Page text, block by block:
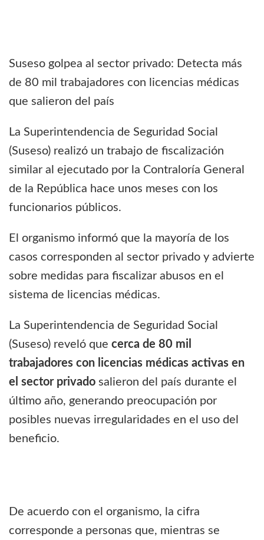
Suseso golpea al sector privado: Detecta más
de 80 mil trabajadores con licencias médicas
que salieron del país
La Superintendencia de Seguridad Social
(Suseso) realizó un trabajo de fiscalización
similar al ejecutado por la Contraloría General
de la República hace unos meses con los
funcionarios públicos.
El organismo informó que la mayoría de los
casos corresponden al sector privado y advierte
sobre medidas para fiscalizar abusos en el
sistema de licencias médicas.
La Superintendencia de Seguridad Social
(Suseso) reveló que cerca de 80 mil
trabajadores con licencias médicas activas en
el sector privado salieron del país durante el
último año, generando preocupación por
posibles nuevas irregularidades en el uso del
beneficio.
De acuerdo con el organismo, la cifra
corresponde a personas que, mientras se